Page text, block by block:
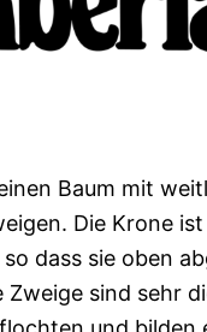
Baum mit
Die Krone
dass sie oben
Zweige sind sehr